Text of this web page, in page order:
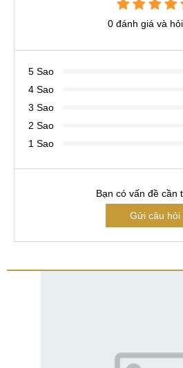
0 đánh giá và
5 Sao
4 Sao
3 Sao
2 Sao
1 Sao
Bạn có vấn đề cần
Gửi câu hỏi